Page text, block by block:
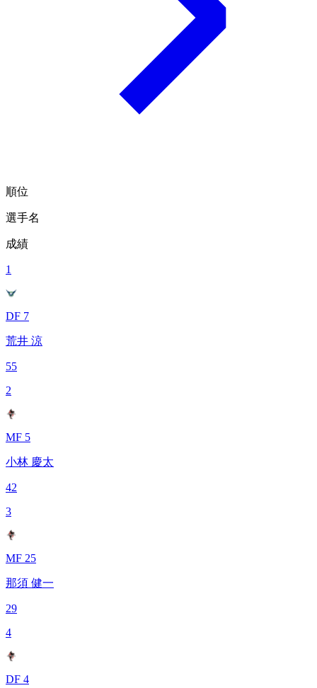
順位
選手名
成績
1
DF 7
荒井 涼
55
2
MF 5
小林 慶太
42
3
MF 25
那須 健一
29
4
DF 4